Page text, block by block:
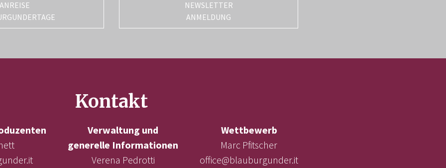
ANREISE
NEWSLETTER
ANMELDUNG
Kontakt
Verwaltung und
generelle Informationen
Verena Pedrotti
Wettbewerb
Marc Pfitscher
office@blauburgunder.it